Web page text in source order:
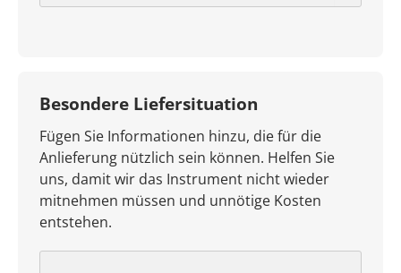
Besondere Liefersituation
Fügen Sie Informationen hinzu, die für die
Anlieferung nützlich sein können. Helfen Sie
uns, damit wir das Instrument nicht wieder
mitnehmen müssen und unnötige Kosten
entstehen.